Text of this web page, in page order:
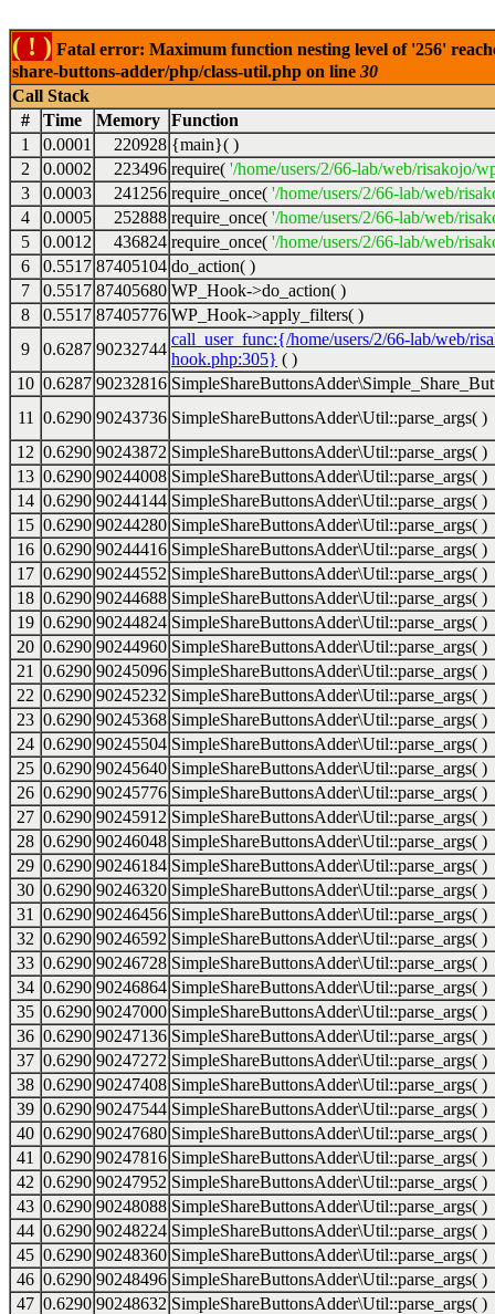
( ! ) Fatal error: Maximum function nesting level of '256'
share-buttons-adder/php/class-util.php on line 30
Call Stack
#
Time Memory Function
1
0.0001 220928 {main}( )
2
0.0002 223496 require( '/home/users/2/66-lab/web/risakojo/
3
0.0003 241256 require_once( '/home/users/2/66-lab/web/
4
0.0005 252888 require_once( '/home/users/2/66-lab/web/
5
0.0012 436824 require_once( '/home/users/2/66-lab/web/
6
0.5517 87405104 do_action( )
7
0.5517 87405680 WP_Hook->do_action( )
8
0.5517 87405776 WP_Hook->apply_filters( )
9
0.6287 90232744
call_user_func:{/home/users/2/66-lab/web/
hook.php:305} ( )
10 0.6287 90232816
11
0.6290 90243736 SimpleShareButtonsAdder\Util::parse_args( )
12 0.6290 90243872 SimpleShareButtonsAdder\Util::parse_args( )
13 0.6290 90244008 SimpleShareButtonsAdder\Util::parse_args( )
14 0.6290 90244144 SimpleShareButtonsAdder\Util::parse_args( )
15 0.6290 90244280 SimpleShareButtonsAdder\Util::parse_args( )
16 0.6290 90244416 SimpleShareButtonsAdder\Util::parse_args( )
17 0.6290 90244552 SimpleShareButtonsAdder\Util::parse_args( )
18 0.6290 90244688 SimpleShareButtonsAdder\Util::parse_args( )
19 0.6290 90244824 SimpleShareButtonsAdder\Util::parse_args( )
20 0.6290 90244960 SimpleShareButtonsAdder\Util::parse_args( )
21
0.6290 90245096 SimpleShareButtonsAdder\Util::parse_args( )
22 0.6290 90245232 SimpleShareButtonsAdder\Util::parse_args( )
23 0.6290 90245368 SimpleShareButtonsAdder\Util::parse_args( )
24 0.6290 90245504 SimpleShareButtonsAdder\Util::parse_args( )
25 0.6290 90245640 SimpleShareButtonsAdder\Util::parse_args( )
26 0.6290 90245776 SimpleShareButtonsAdder\Util::parse_args( )
27 0.6290 90245912 SimpleShareButtonsAdder\Util::parse_args( )
28 0.6290 90246048 SimpleShareButtonsAdder\Util::parse_args( )
29 0.6290 90246184 SimpleShareButtonsAdder\Util::parse_args( )
30 0.6290 90246320 SimpleShareButtonsAdder\Util::parse_args( )
31
0.6290 90246456 SimpleShareButtonsAdder\Util::parse_args( )
32 0.6290 90246592 SimpleShareButtonsAdder\Util::parse_args( )
33 0.6290 90246728 SimpleShareButtonsAdder\Util::parse_args( )
34 0.6290 90246864 SimpleShareButtonsAdder\Util::parse_args( )
35 0.6290 90247000 SimpleShareButtonsAdder\Util::parse_args( )
36 0.6290 90247136 SimpleShareButtonsAdder\Util::parse_args( )
37 0.6290 90247272 SimpleShareButtonsAdder\Util::parse_args( )
38 0.6290 90247408 SimpleShareButtonsAdder\Util::parse_args( )
39 0.6290 90247544 SimpleShareButtonsAdder\Util::parse_args( )
40 0.6290 90247680 SimpleShareButtonsAdder\Util::parse_args( )
41
0.6290 90247816 SimpleShareButtonsAdder\Util::parse_args( )
42 0.6290 90247952 SimpleShareButtonsAdder\Util::parse_args( )
43 0.6290 90248088 SimpleShareButtonsAdder\Util::parse_args( )
44 0.6290 90248224 SimpleShareButtonsAdder\Util::parse_args( )
45 0.6290 90248360 SimpleShareButtonsAdder\Util::parse_args( )
46 0.6290 90248496 SimpleShareButtonsAdder\Util::parse_args( )
47 0.6290 90248632 SimpleShareButtonsAdder\Util::parse_args( )